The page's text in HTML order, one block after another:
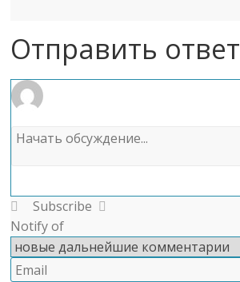
Отправить ответ
Subscribe
Notify of